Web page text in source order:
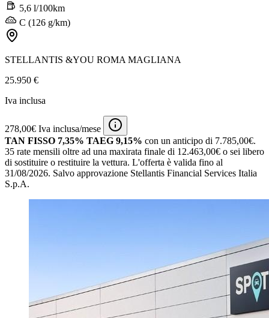
5,6 l/100km
C (126 g/km)
STELLANTIS &YOU ROMA MAGLIANA
25.950 €
Iva inclusa
278,00€ Iva inclusa/mese
TAN FISSO 7,35% TAEG 9,15% con un anticipo di 7.785,00€.
35 rate mensili oltre ad una maxirata finale di 12.463,00€ o sei libero
di sostituire o restituire la vettura. L'offerta è valida fino al
31/08/2026. Salvo approvazione Stellantis Financial Services Italia
S.p.A.